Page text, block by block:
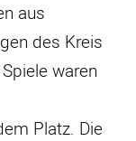
aus
des Kreis
waren
Platz. Die